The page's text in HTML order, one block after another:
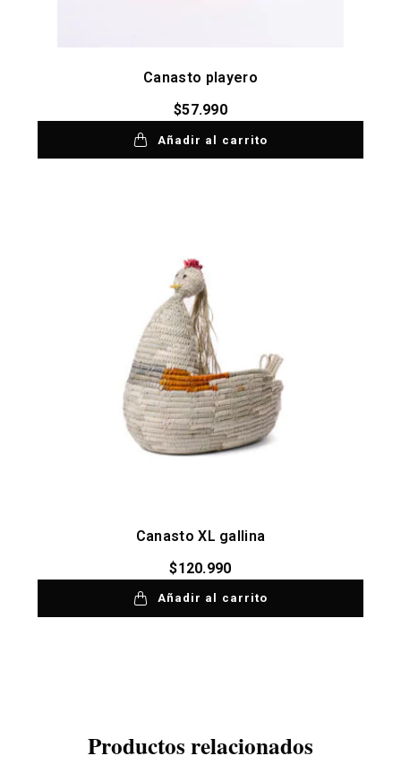
Canasto playero
$57.990
Añadir al carrito
Canasto XL gallina
$120.990
Añadir al carrito
Productos relacionados